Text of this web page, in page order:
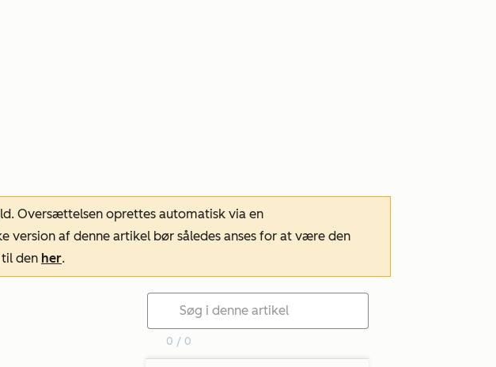
Oversættelsen oprettes automatisk via en
af denne artikel bør således anses for at være den
den her.
0 / 0